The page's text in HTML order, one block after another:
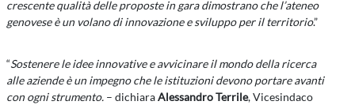
crescente qualità delle proposte in gara dimostrano che l’ateneo
genovese è un volano di innovazione e sviluppo per il territorio.”
“Sostenere le idee innovative e avvicinare il mondo della ricerca
alle aziende è un impegno che le istituzioni devono portare avanti
con ogni strumento. – dichiaraAlessandro Terrile, Vicesindaco